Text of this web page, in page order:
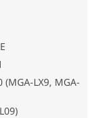
LX9, MGA-